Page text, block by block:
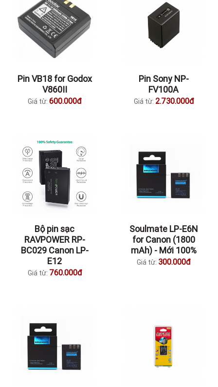
Pin VB18 for Godox
V860II
Giá từ: 600.000đ
Pin Sony NP-
FV100A
Giá từ: 2.730.000đ
Bộ pin sạc
RAVPOWER RP-
BC029 Canon LP-
E12
Giá từ: 760.000đ
Soulmate LP-E6N
for Canon (1800
mAh) - Mới 100%
Giá từ: 300.000đ